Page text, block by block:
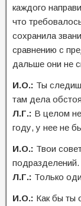
каждого
что
сохранила
сравнению с
дальше они не
И.О.: Ты
там дела
Л.Г.: В целом
году, у нее не
И.О.: Твои
подразделений.
Л.Г.: Только
И.О.: Как бы ты